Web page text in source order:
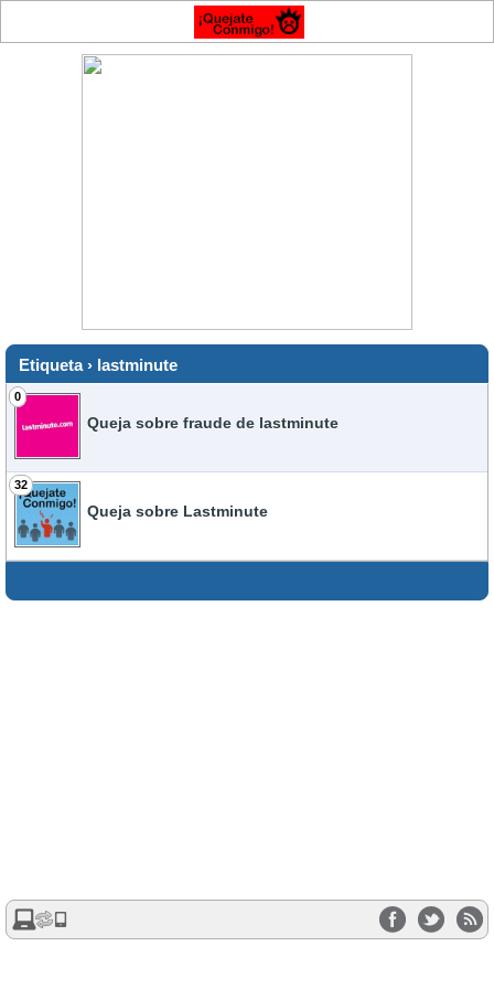
Etiqueta › lastminute
0
Queja sobre fraude de lastminute
32
Queja sobre Lastminute